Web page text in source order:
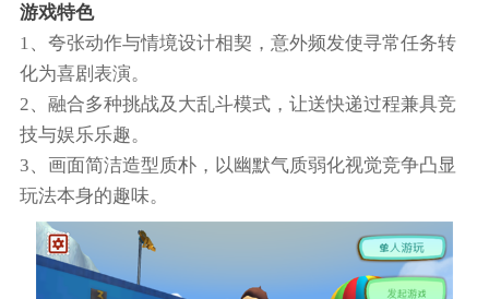
游戏特色
1、夸张动作与情境设计相契，意外频发使寻常任务转
化为喜剧表演。
2、融合多种挑战及大乱斗模式，让送快递过程兼具竞
技与娱乐乐趣。
3、画面简洁造型质朴，以幽默气质弱化视觉竞争凸显
玩法本身的趣味。